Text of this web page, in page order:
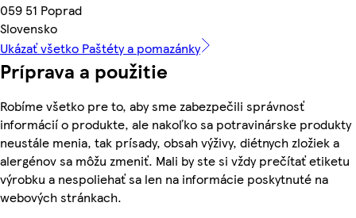
059 51 Poprad
Slovensko
Ukázať všetko Paštéty a pomazánky
Príprava a použitie
Robíme všetko pre to, aby sme zabezpečili správnosť
informácií o produkte, ale nakoľko sa potravinárske produkty
neustále menia, tak prísady, obsah výživy, diétnych zložiek a
alergénov sa môžu zmeniť. Mali by ste si vždy prečítať etiketu
výrobku a nespoliehať sa len na informácie poskytnuté na
webových stránkach.